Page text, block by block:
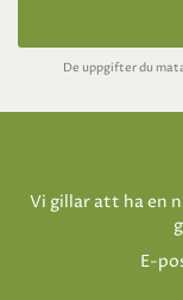
De uppgifter du
Vi gillar att ha en
E-